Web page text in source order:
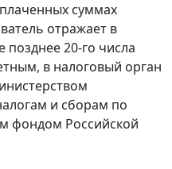
суммах
отражает в
позднее 20-го числа
, в налоговый орган
и сборам по
фондом Российской